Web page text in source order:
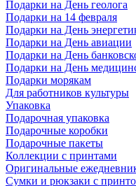
Подарки на День геолога
Подарки на 14 февраля
Подарки на День
Подарки на День авиации
Подарки на День
Подарки на День
Подарки морякам
Для работников культуры
Упаковка
Подарочная упаковка
Подарочные коробки
Подарочные пакеты
Коллекции с принтами
Оригинальные
Сумки и рюкзаки с